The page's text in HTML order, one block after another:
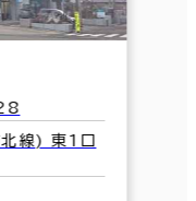
線) 東1口